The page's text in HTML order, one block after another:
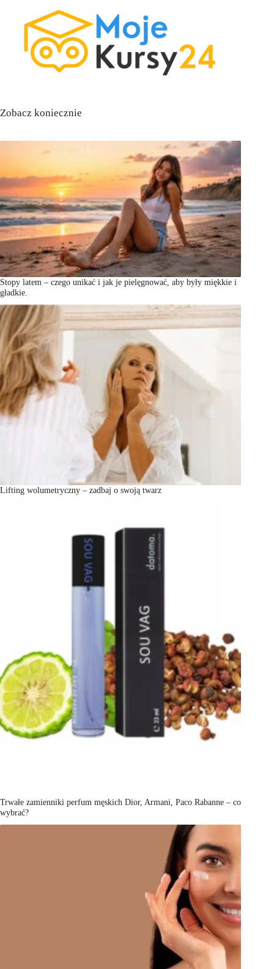
Zobacz koniecznie
Stopy latem – czego unikać i jak je pielęgnować, aby były miękkie i
gładkie.
Lifting wolumetryczny – zadbaj o swoją twarz
Trwałe zamienniki perfum męskich Dior, Armani, Paco Rabanne – co
wybrać?